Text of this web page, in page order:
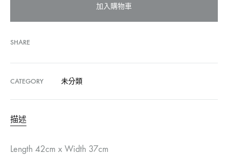
加入購物車
SHARE
CATEGORY 未分類
描述
Length 42cm x Width 37cm